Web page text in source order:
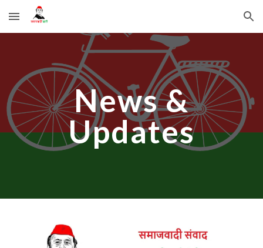
Skip to main content Skip to navigation
News &
Updates